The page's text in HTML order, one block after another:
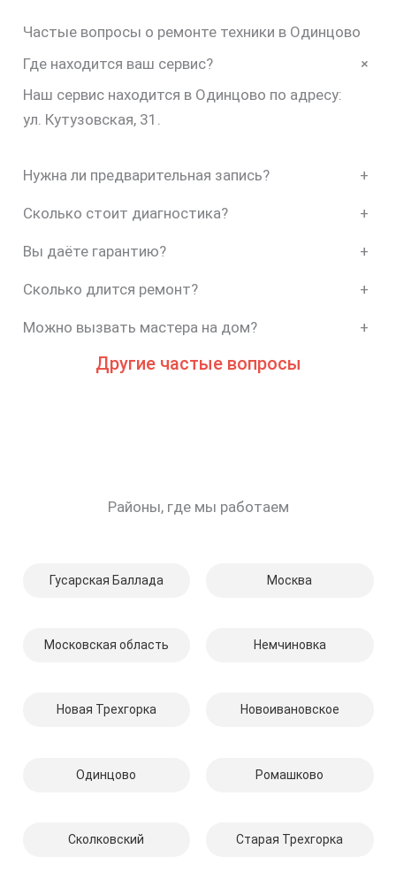
Частые вопросы о ремонте техники в Одинцово
Где находится ваш сервис?
+
Наш сервис находится в Одинцово по адресу:
ул. Кутузовская, 31.
Нужна ли предварительная запись? +
Сколько стоит диагностика? +
Вы даёте гарантию? +
Сколько длится ремонт? +
Можно вызвать мастера на дом? +
Другие частые вопросы
Районы, где мы работаем
Гусарская Баллада Москва
Московская область Немчиновка
Новая Трехгорка Новоивановское
Одинцово Ромашково
Сколковский Старая Трехгорка